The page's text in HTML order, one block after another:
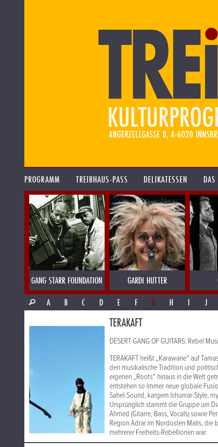
PROGRAMM TREIBHAUS-PASS DELIKATESSEN
GANG STARR FOUNDATION GARDI HUTTER
A
B C D E F G H I J
TERAKAFT
DESERT GANG OF GUITARS: Rebel
TERAKAFT heißt „Karawane“ auf
den musikalische Tradition und
eigenen „Roots“ hinaus in die Welt
entstehen so immer neue globale
Sahel-Sound, kargem Ishumar-Style,
Ursprünglich stammt die Gruppe um
Ahmed (Gitarre, Bass, Vocals) sowie
Region Adrar im Nordosten Malis, die
mehrerer Freiheits-Rebellionen war.